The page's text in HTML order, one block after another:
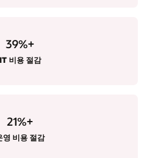
39%+
IT 비용 절감
21%+
영 비용 절감